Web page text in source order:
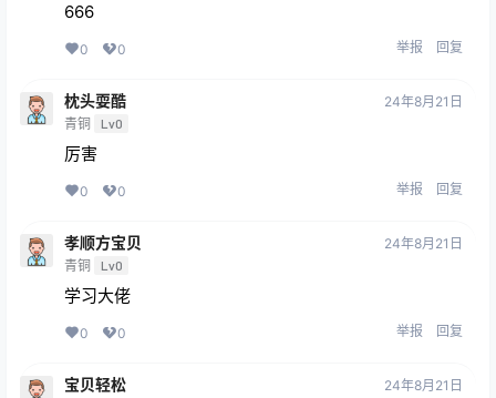
666
0 0 举报 回复
枕头耍酷
青铜 Lv0
24年8月21日
厉害
0 0 举报 回复
孝顺方宝贝
青铜 Lv0
24年8月21日
学习大佬
0 0 举报 回复
宝贝轻松 24年8月21日